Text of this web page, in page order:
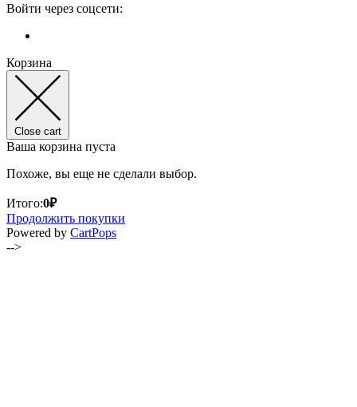
Войти через соцсети:
Корзина
Close cart
Ваша корзина пуста
Похоже, вы еще не сделали выбор.
Итого:0₽
Продолжить покупки
Powered by CartPops(opens
-->